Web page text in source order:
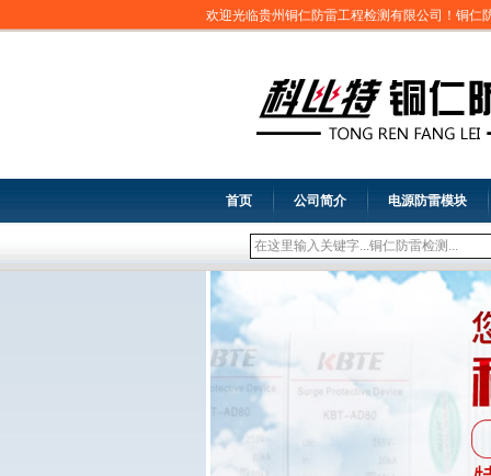
欢迎光临贵州铜仁防雷工程检测有限公司！铜
首页 公司简介 电源防雷模块